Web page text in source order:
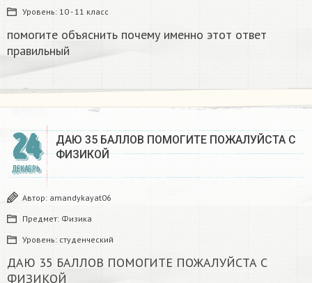
Уровень: 10 - 11 класс
помогите объяснить почему именно этот ответ
правильный
24
ДЕКАБРЬ
ДАЮ 35 БАЛЛОВ ПОМОГИТЕ ПОЖАЛУЙСТА С
ФИЗИКОЙ
Автор: amandykayat06
Предмет: Физика
Уровень: студенческий
ДАЮ 35 БАЛЛОВ ПОМОГИТЕ ПОЖАЛУЙСТА С
ФИЗИКОЙ